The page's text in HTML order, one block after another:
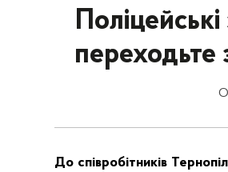
переходьте
До співробітників